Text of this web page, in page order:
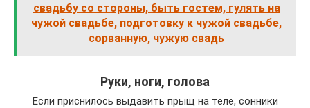
свадьбу со стороны, быть гостем, гулять на
чужой свадьбе, подготовку к чужой свадьбе,
сорванную, чужую свадь
Руки, ноги, голова
Если приснилось выдавить прыщ на теле, сонники